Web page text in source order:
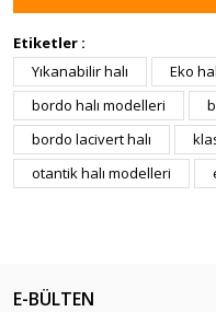
Etiketler :
Yıkanabilir halı
Eko
bordo halı modelleri
bordo lacivert halı
otantik halı modelleri
E-BÜLTEN